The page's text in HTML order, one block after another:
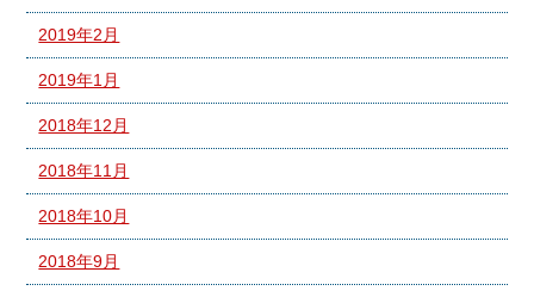
2019年2月
2019年1月
2018年12月
2018年11月
2018年10月
2018年9月